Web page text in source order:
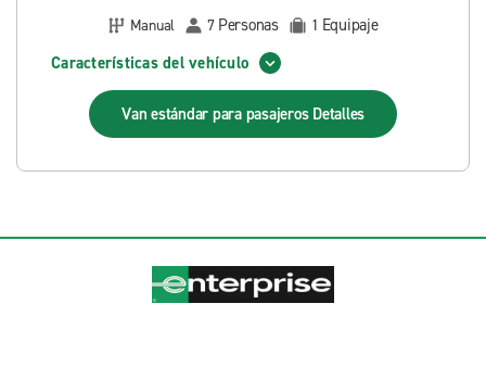
Manual
7 Personas 1 Equipaje
Características del vehículo
Van estándar para pasajeros Detalles